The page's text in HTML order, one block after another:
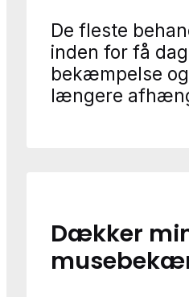
De fleste
inden for få
bekæmpelse
længere
Dækker